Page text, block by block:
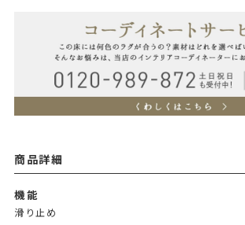
商品詳細
機能
滑り止め